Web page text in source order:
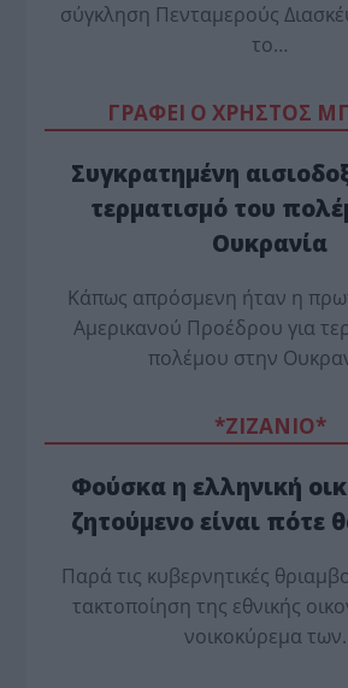
σύγκληση Πενταμερούς
το…
ΓΡΑΦΕΙ Ο ΧΡΗΣΤΟΣ
Συγκρατημένη
τερματισμό του
Ουκρανία
Κάπως απρόσμενη ήταν η
Αμερικανού Προέδρου για
πολέμου στην
*ZΙΖΑΝΙΟ*
Φούσκα η ελληνική
ζητούμενο είναι πότε
Παρά τις κυβερνητικές
τακτοποίηση της εθνικής
νοικοκύρεμα